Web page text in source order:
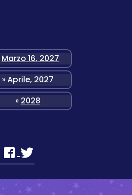
Marzo 16, 2027
»Aprile, 2027
» 2028